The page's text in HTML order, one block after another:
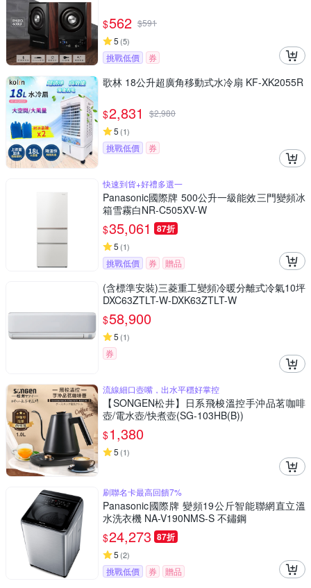
$562 $591
5 (5)
挑戰低價 券
歌林 18公升超廣角移動式水冷扇 KF-XK2055R
$2,831 $2,980
5 (1)
挑戰低價 券
快速到貨+好禮多選一
Panasonic國際牌 500公升一級能效三門變頻冰
箱雪霧白NR-C505XV-W
$35,061 87折
5 (1)
挑戰低價 券 贈品
(含標準安裝)三菱重工變頻冷暖分離式冷氣10坪
DXC63ZTLT-W-DXK63ZTLT-W
$58,900
5 (1)
券
流線細口壺嘴，出水平穩好掌控
【SONGEN松井】日系飛梭溫控手沖品茗咖啡
壺/電水壺/快煮壺(SG-103HB(B))
$1,380
5 (1)
刷聯名卡最高回饋7%
Panasonic國際牌 變頻19公斤智能聯網直立溫
水洗衣機 NA-V190NMS-S 不鏽鋼
$24,273 87折
5 (2)
挑戰低價 券
贈品